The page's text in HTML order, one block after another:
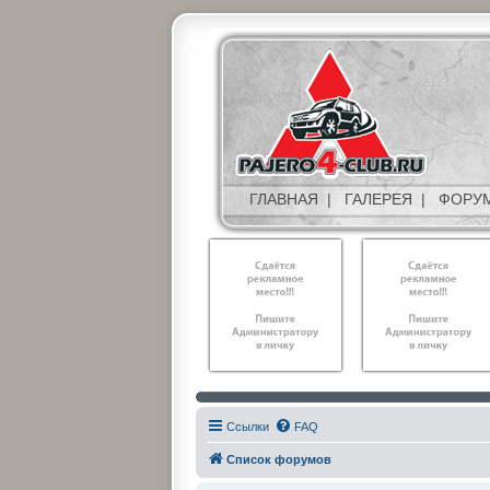
ГЛАВНАЯ | ГАЛЕРЕЯ |
Ссылки FAQ
Список форумов